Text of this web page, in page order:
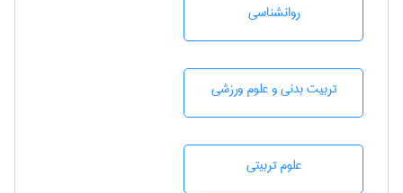
روانشناسی
تربيت بدنی و علوم ورزشی
علوم تربيتی